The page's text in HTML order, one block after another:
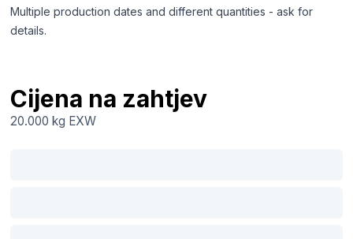
Multiple production dates and different quantities - ask for
details.
Cijena na zahtjev
20.000 kg EXW